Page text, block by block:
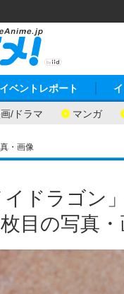
/ドラマ マンガ
イベントレポート
・画像
イドラゴン
目の写真・